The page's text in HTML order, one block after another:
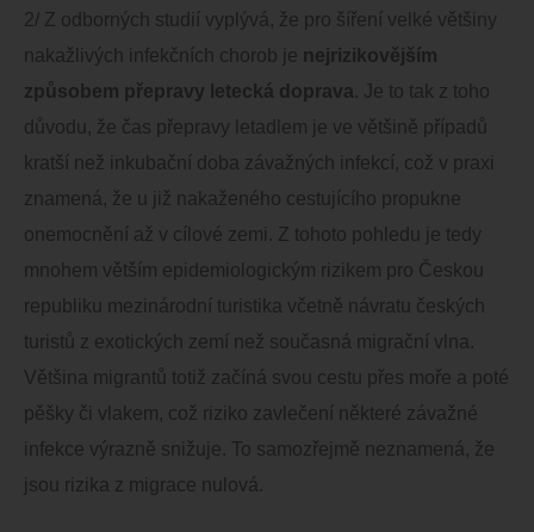
2/ Z odborných studií vyplývá, že pro šíření velké většiny
nakažlivých infekčních chorob je nejrizikovějším
způsobem přepravy letecká doprava. Je to tak z toho
důvodu, že čas přepravy letadlem je ve většině případů
kratší než inkubační doba závažných infekcí, což v praxi
znamená, že u již nakaženého cestujícího propukne
onemocnění až v cílové zemi. Z tohoto pohledu je tedy
mnohem větším epidemiologickým rizikem pro Českou
republiku mezinárodní turistika včetně návratu českých
turistů z exotických zemí než současná migrační vlna.
Většina migrantů totiž začíná svou cestu přes moře a poté
pěšky či vlakem, což riziko zavlečení některé závažné
infekce výrazně snižuje. To samozřejmě neznamená, že
jsou rizika z migrace nulová.